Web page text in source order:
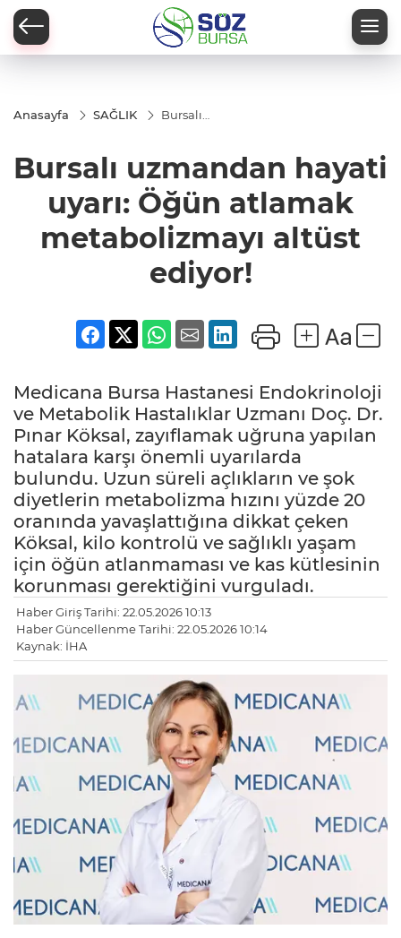
Anasayfa SAĞLIK
Bursalı
Öğün atlamak
metabolizmayı
Bursalı uzmandan hayati
uyarı: Öğün atlamak
metabolizmayı altüst
ediyor!
Medicana Bursa Hastanesi Endokrinoloji
ve Metabolik Hastalıklar Uzmanı Doç. Dr.
Pınar Köksal, zayıflamak uğruna yapılan
hatalara karşı önemli uyarılarda
bulundu. Uzun süreli açlıkların ve şok
diyetlerin metabolizma hızını yüzde 20
oranında yavaşlattığına dikkat çeken
Köksal, kilo kontrolü ve sağlıklı yaşam
için öğün atlanmaması ve kas kütlesinin
korunması gerektiğini vurguladı.
Haber Giriş Tarihi: 22.05.2026 10:13
Haber Güncellenme Tarihi: 22.05.2026 10:14
Kaynak: İHA